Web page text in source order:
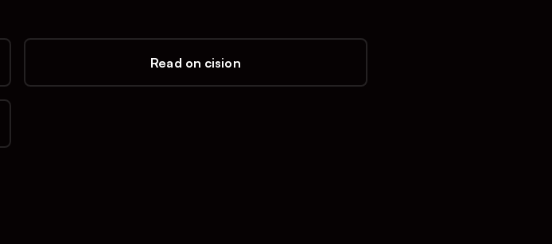
Read on cision